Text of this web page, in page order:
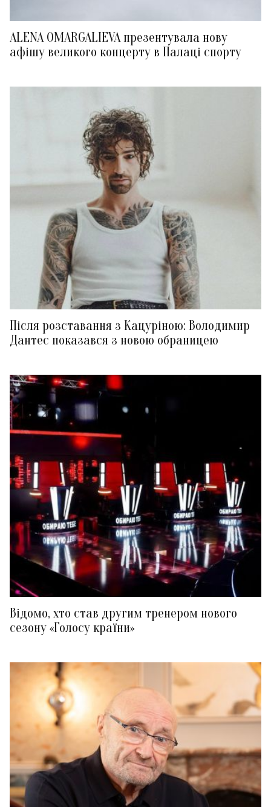
ALENA OMARGALIEVA презентувала нову
афішу великого концерту в Палаці спорту
Після розставання з Кацуріною: Володимир
Дантес показався з новою обраницею
Відомо, хто став другим тренером нового
сезону «Голосу країни»